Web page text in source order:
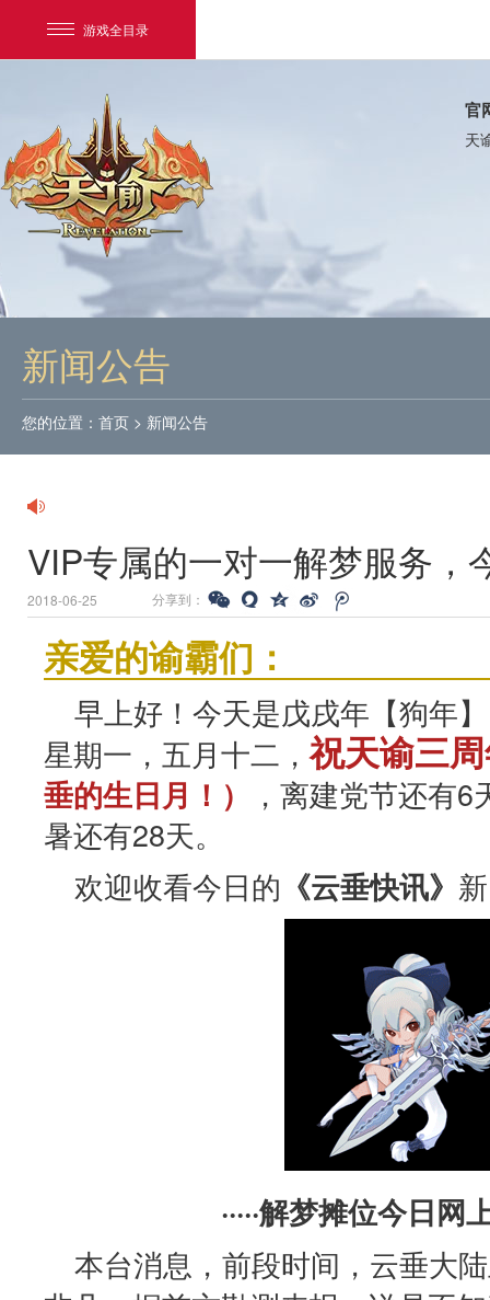
游戏全目录
网易游戏
我的足迹：
官
天
新闻公告
您的位置： 首页 > 新闻公告
VIP专属的一对一解梦服务，
2018-06-25 分享到：
亲爱的谕霸们：
早上好！今天是戊戌年【狗年
星期一，五月十二，祝天谕三
垂的生日月！）
，离建党节还有
暑还有28天。
欢迎收看今日的 《云垂快讯》
·····解梦摊位今日网
本台消息，前段时间，云垂大